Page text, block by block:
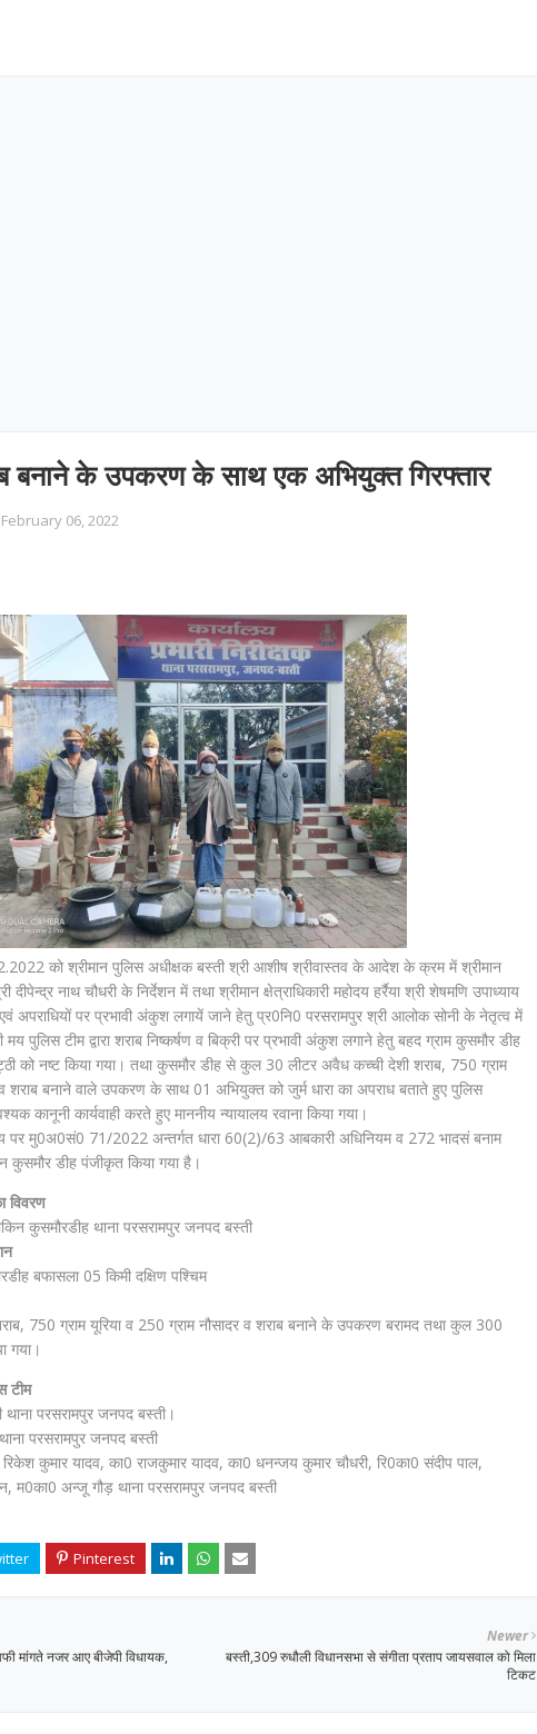
बनाने के उपकरण के साथ एक अभियुक्त गिरफ्तार
February 06, 2022
को श्रीमान पुलिस अधीक्षक बस्ती श्री आशीष श्रीवास्तव के आदेश के क्रम में श्रीमान
नाथ चौधरी के निर्देशन में तथा श्रीमान क्षेत्राधिकारी महोदय हर्रैया श्री शेषमणि उपाध्याय
अपराधियों पर प्रभावी अंकुश लगायें जाने हेतु प्र0नि0 परसरामपुर श्री आलोक सोनी के नेतृत्व में
पुलिस टीम द्वारा शराब निष्कर्षण व बिक्री पर प्रभावी अंकुश लगाने हेतु बहद ग्राम कुसमौर डीह
को नष्ट किया गया। तथा कुसमौर डीह से कुल 30 लीटर अवैध कच्ची देशी शराब, 750 ग्राम
शराब बनाने वाले उपकरण के साथ 01 अभियुक्त को जुर्म धारा का अपराध बताते हुए पुलिस
कानूनी कार्यवाही करते हुए माननीय न्यायालय रवाना किया गया।
पर मु0अ0सं0 71/2022 अन्तर्गत धारा 60(2)/63 आबकारी अधिनियम व 272 भादसं बनाम
कुसमौर डीह पंजीकृत किया गया है।
विवरण
कुसमौरडीह थाना परसरामपुर जनपद बस्ती
बफासला 05 किमी दक्षिण पश्चिम
750 ग्राम यूरिया व 250 ग्राम नौसादर व शराब बनाने के उपकरण बरामद तथा कुल 300
गया।
टीम
परसरामपुर जनपद बस्ती।
परसरामपुर जनपद बस्ती
कुमार यादव, का0 राजकुमार यादव, का0 धनन्जय कुमार चौधरी, रि0का0 संदीप पाल,
म0का0 अन्जू गौड़ थाना परसरामपुर जनपद बस्ती
Newer
बस्ती,309 रुधौली विधानसभा से संगीता प्रताप जायसवाल को मिला
टिकट
मांगते नजर आए बीजेपी विधायक,